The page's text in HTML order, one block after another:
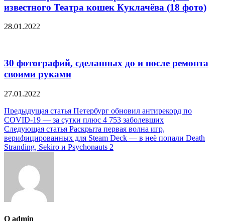
известного Театра кошек Куклачёва (18 фото)
28.01.2022
30 фотографий, сделанных до и после ремонта
своими руками
27.01.2022
Навигация
по
записям
Предыдущая статья Петербург обновил антирекорд по
COVID-19 — за сутки плюс 4 753 заболевших
Следующая статья Раскрыта первая волна игр,
верифицированных для Steam Deck — в неё попали Death
Stranding, Sekiro и Psychonauts 2
О admin